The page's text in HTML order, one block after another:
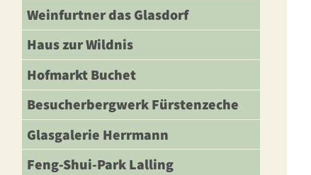
Weinfurtner das Glasdorf
Haus zur Wildnis
Hofmarkt Buchet
Besucherbergwerk Fürstenzeche
Glasgalerie Herrmann
Feng-Shui-Park Lalling